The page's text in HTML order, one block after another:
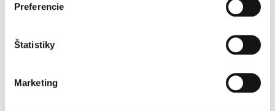
Preferencie
Štatistiky
Marketing